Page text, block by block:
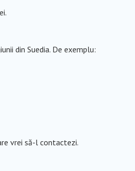
din Suedia. De exemplu:
vrei să-l contactezi.